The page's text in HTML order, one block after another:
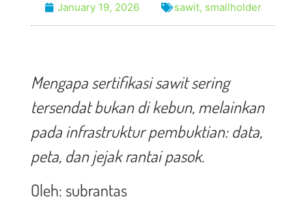
January 19, 2026 sawit, smallholder
Mengapa sertifikasi sawit sering
tersendat bukan di kebun, melainkan
pada infrastruktur pembuktian: data,
peta, dan jejak rantai pasok.
Oleh: subrantas